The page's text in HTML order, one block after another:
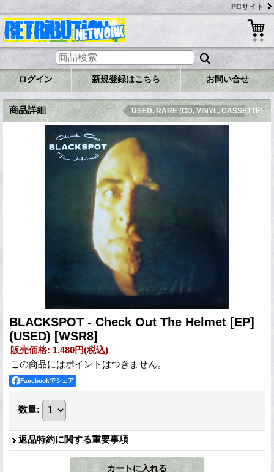
PCサイト
ログイン 新規登録はこちら お問い合せ
商品詳細 USED, RARE (CD, VINYL, CASSETTE)
BLACKSPOT - Check Out The Helmet [EP]
(USED) [WSR8]
販売価格: 1,480円(税込)
この商品にはポイントはつきません。
Facebookでシェア
数量:
返品特約に関する重要事項